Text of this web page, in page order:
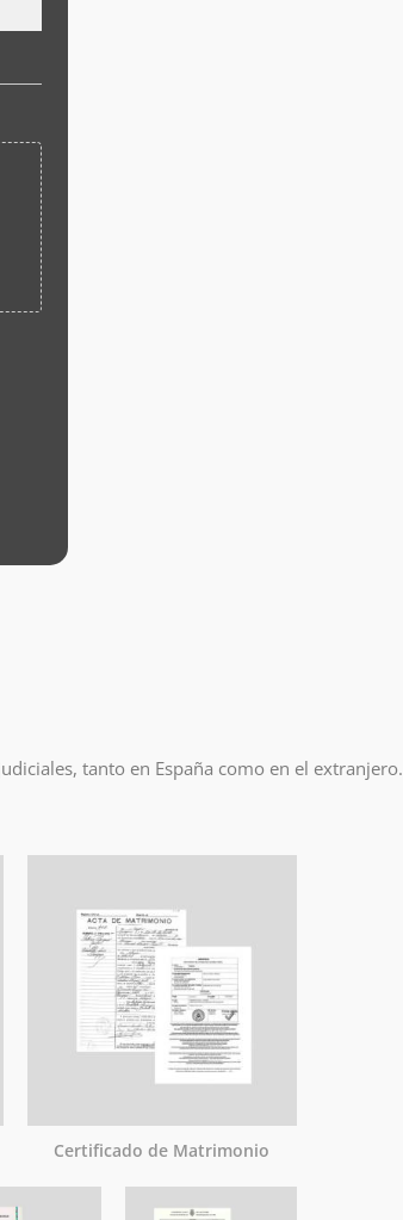
tanto en España como en el extranjero.
Certificado de Matrimonio